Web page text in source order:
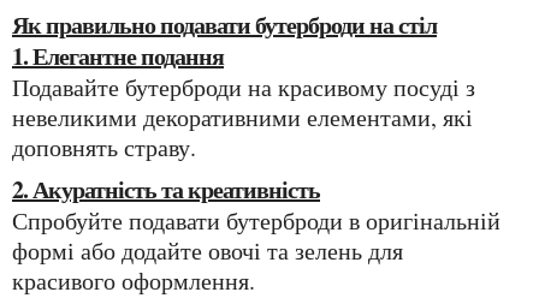
Як правильно подавати бутерброди на стіл
1. Елегантне подання
Подавайте бутерброди на красивому посуді з
невеликими декоративними елементами, які
доповнять страву.
2. Акуратність та креативність
Спробуйте подавати бутерброди в оригінальній
формі або додайте овочі та зелень для
красивого оформлення.